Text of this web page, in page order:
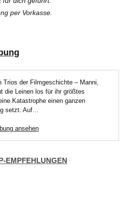
per Vorkasse.
Trios der Filmgeschichte – Manni,
die Leinen los für ihr größtes
Katastrophe einen ganzen
setzt. Auf…
ansehen
EMPFEHLUNGEN